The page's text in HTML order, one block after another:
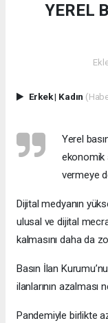
YEREL
Erkek| Kadın
Yerel
ekonomik
vermeye
Dijital medyanın
ulusal ve dijital
kalmasını daha da
Basın İlan
ilanlarının azalması
Pandemiyle birlikte